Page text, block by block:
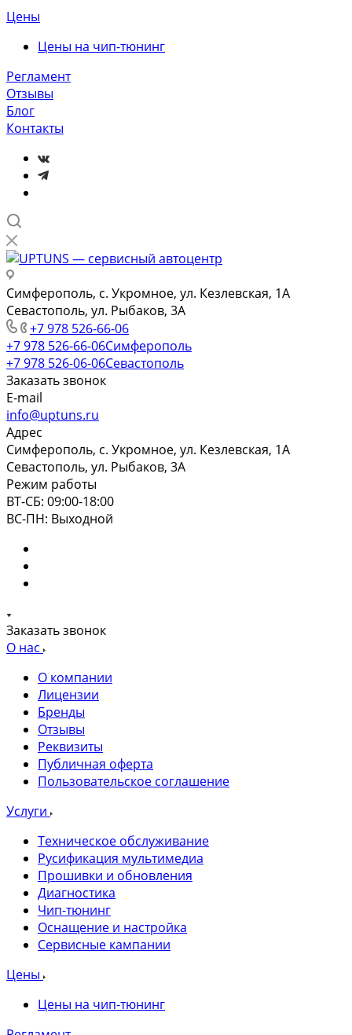
Цены
Цены на чип-тюнинг
Регламент
Отзывы
Блог
Контакты
Симферополь, с. Укромное, ул. Кезлевская, 1А
Севастополь, ул. Рыбаков, 3А
+7 978 526-66-06
+7 978 526-66-06Симферополь
+7 978 526-06-06Севастополь
Заказать звонок
E-mail
info@uptuns.ru
Адрес
Симферополь, с. Укромное, ул. Кезлевская, 1А
Севастополь, ул. Рыбаков, 3А
Режим работы
ВТ-СБ: 09:00-18:00
ВС-ПН: Выходной
Заказать звонок
О нас
О компании
Лицензии
Бренды
Отзывы
Реквизиты
Публичная оферта
Пользовательское соглашение
Услуги
Техническое обслуживание
Русификация мультимедиа
Прошивки и обновления
Диагностика
Чип-тюнинг
Оснащение и настройка
Сервисные кампании
Цены
Цены на чип-тюнинг